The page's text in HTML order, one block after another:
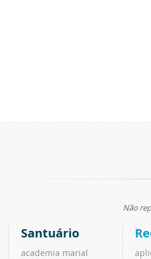
Não
Santuário
academia marial